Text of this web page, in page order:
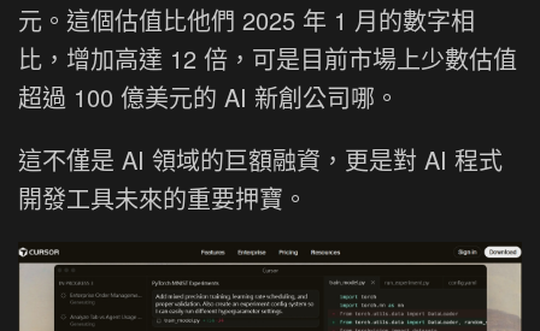
元。這個估值比他們 2025 年 1 月的數字相
比，增加高達 12 倍，可是目前市場上少數估值
超過 100 億美元的 AI 新創公司哪。
這不僅是 AI 領域的巨額融資，更是對 AI 程式
開發工具未來的重要押寶。